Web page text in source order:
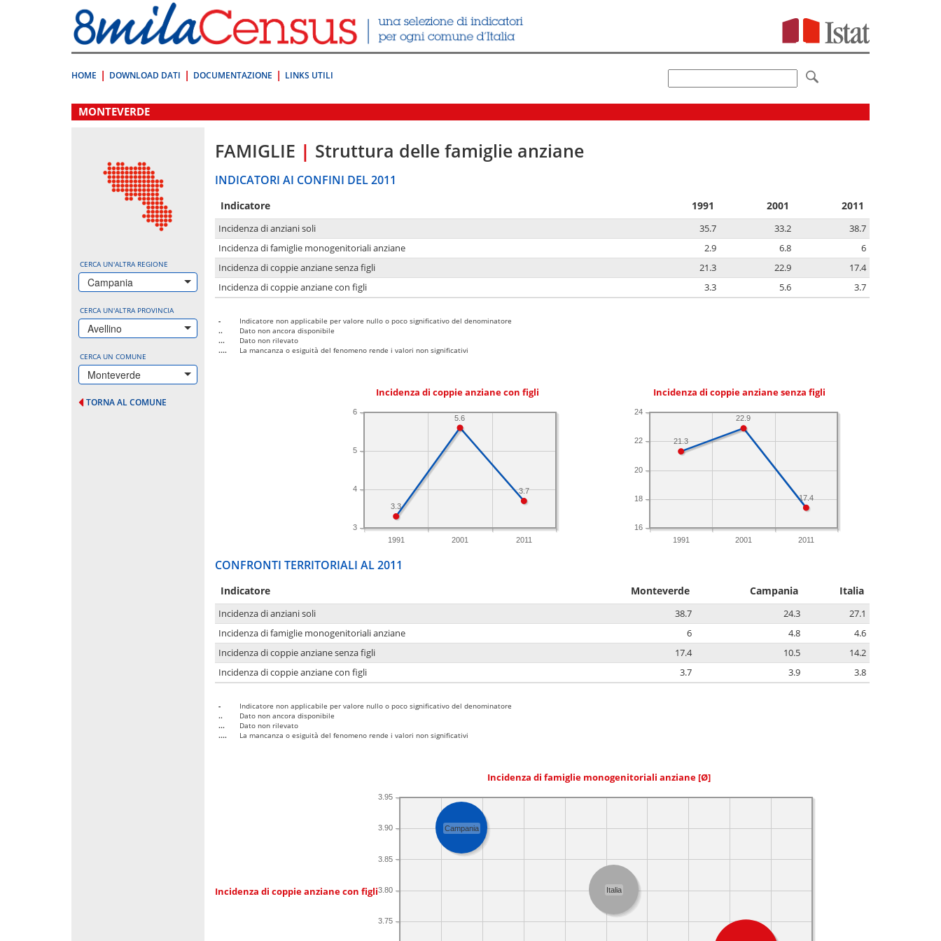
direttamente
a:
Contenuto
HOME DOWNLOAD DATI DOCUMENTAZIONE LINKS UTILI
.
MONTEVERDE
CERCA UN'ALTRA REGIONE
Campania
CERCA UN'ALTRA PROVINCIA
Avellino
CERCA UN COMUNE
Monteverde
TORNA AL COMUNE
FAMIGLIE | Struttura delle famiglie anziane
INDICATORI AI CONFINI DEL 2011
Indicatore 1991 2001 2011
Incidenza di anziani soli 35.7 33.2
38.7
Incidenza di famiglie monogenitoriali anziane
2.9 6.8
6
Incidenza di coppie anziane senza figli
21.3 22.9
17.4
Incidenza di coppie anziane con figli
3.3 5.6 3.7
-
Indicatore non applicabile per valore nullo o poco significativo del denominatore
..
Dato non ancora disponibile
...
Dato non rilevato
....
La mancanza o esiguità del fenomeno rende i valori non significativi
Incidenza di coppie anziane con figli
1991 2001 2011
3
4
5
6
3.7
5.6
3.3
Incidenza di coppie anziane senza figli
1991 2001 2011
16
18
20
22
24
17.4
22.9
21.3
CONFRONTI TERRITORIALI AL 2011
Indicatore Monteverde Campania Italia
Incidenza di anziani soli 38.7 24.3
27.1
Incidenza di famiglie monogenitoriali anziane
6 4.8
4.6
Incidenza di coppie anziane senza figli
17.4 10.5
14.2
Incidenza di coppie anziane con figli
3.7 3.9 3.8
-
Indicatore non applicabile per valore nullo o poco significativo del denominatore
..
Dato non ancora disponibile
...
Dato non rilevato
....
La mancanza o esiguità del fenomeno rende i valori non significativi
Incidenza di famiglie monogenitoriali anziane [Ø]
Incidenza di coppie anziane con figli
3.75
3.80
3.85
3.90
3.95
Campania
Italia